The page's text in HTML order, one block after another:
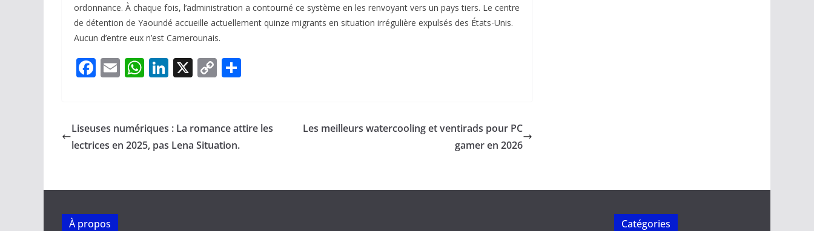
ordonnance. À chaque fois, l’administration a contourné ce système en les renvoyant vers un pays tiers. Le centre
de détention de Yaoundé accueille actuellement quinze migrants en situation irrégulière expulsés des États-Unis.
Aucun d’entre eux n’est Camerounais.
F
b
o
k
E
l
W
s
A
p
Li
e
dI
X C
y
Li
k
g
Liseuses numériques : La romance attire les
lectrices en 2025, pas Lena Situation.
Les meilleurs watercooling et ventirads pour PC
gamer en 2026
À propos Catégories